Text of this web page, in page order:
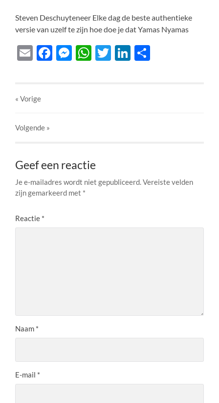
Steven Deschuyteneer Elke dag de beste authentieke
versie van uzelf te zijn hoe doe je dat Yamas Nyamas
EmailFacebook
Messenger
WhatsApp
TwitterLinkedIn
« Vorige
Volgende »
Geef een reactie
Je e-mailadres wordt niet gepubliceerd. Vereiste velden
zijn gemarkeerd met *
Reactie *
Naam *
E-mail *